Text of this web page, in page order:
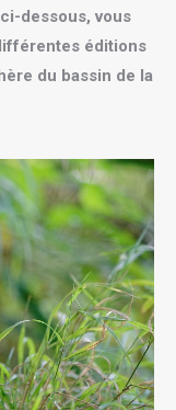
dessous, vous
éditions
du bassin de la